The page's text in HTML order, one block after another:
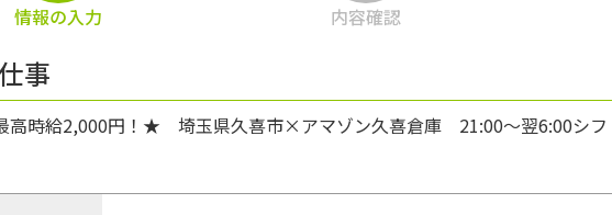
情報の入力 内容確認
事
高時給2,000円！★ 埼玉県久喜市×アマゾン久喜倉庫 21:00～翌6:00シフ